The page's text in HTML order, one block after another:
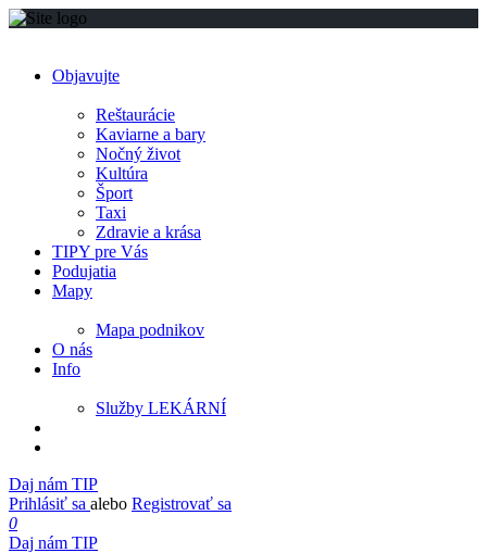
Objavujte
Reštaurácie
Kaviarne a bary
Nočný život
Kultúra
Šport
Taxi
Zdravie a krása
TIPY pre Vás
Podujatia
Mapy
Mapa podnikov
O nás
Info
Služby LEKÁRNÍ
Daj nám TIP
Prihlásiť sa alebo Registrovať sa
0
Daj nám TIP